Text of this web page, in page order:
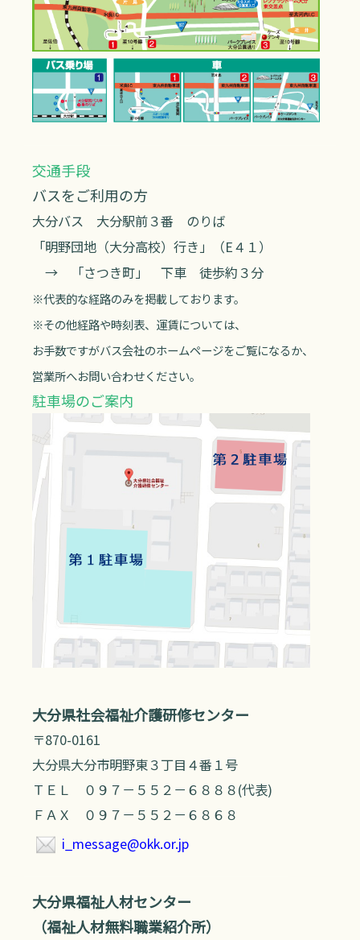
交通手段
バスをご利用の方
大分バス 大分駅前３番 のりば
「明野団地（大分高校）行き」（E４１）
→ 「さつき町」 下車 徒歩約３分
※代表的な経路のみを掲載しております。
※その他経路や時刻表、運賃については、
お手数ですがバス会社のホームページをご覧になるか、
営業所へお問い合わせください。
駐車場のご案内
大分県社会福祉介護研修センター
〒870-0161
大分県大分市明野東３丁目４番１号
ＴＥＬ ０９７－５５２－６８８８(代表)
ＦＡＸ ０９７－５５２－６８６８
i_message@okk.or.jp
大分県福祉人材センター
（福祉人材無料職業紹介所）